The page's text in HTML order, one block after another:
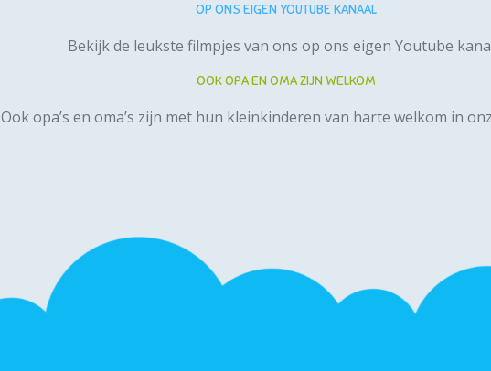
OP ONS EIGEN YOUTUBE KANAAL
Bekijk de leukste filmpjes van ons op ons eigen Youtube
OOK OPA EN OMA ZIJN WELKOM
Ook opa’s en oma’s zijn met hun kleinkinderen van harte welkom in